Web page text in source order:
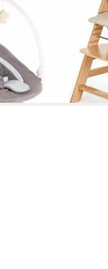
inkl. Aufsatz für
bei dir